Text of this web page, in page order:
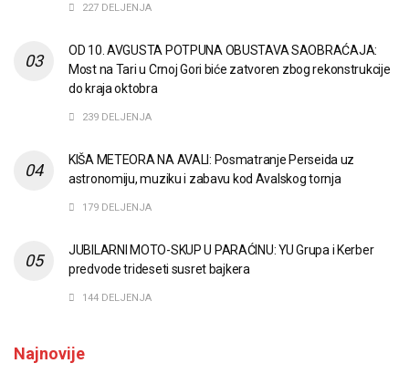
227 DELJENJA
OD 10. AVGUSTA POTPUNA OBUSTAVA SAOBRAĆAJA:
Most na Tari u Crnoj Gori biće zatvoren zbog rekonstrukcije
do kraja oktobra
239 DELJENJA
KIŠA METEORA NA AVALI: Posmatranje Perseida uz
astronomiju, muziku i zabavu kod Avalskog tornja
179 DELJENJA
JUBILARNI MOTO-SKUP U PARAĆINU: YU Grupa i Kerber
predvode trideseti susret bajkera
144 DELJENJA
Najnovije